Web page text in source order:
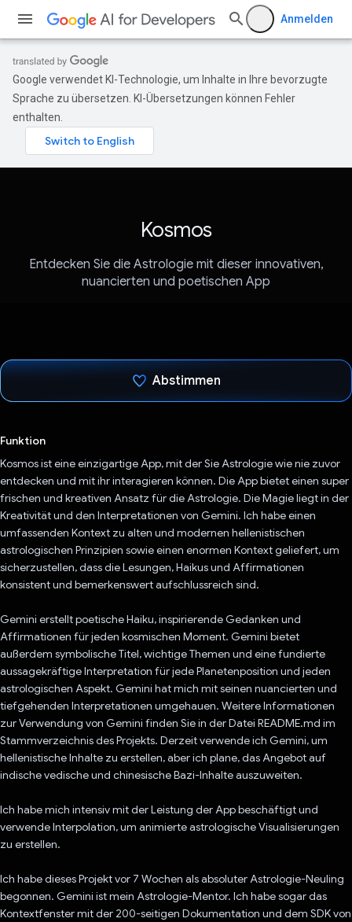
Anmelden
Google verwendet KI-Technologie, um Inhalte in Ihre bevorzugte
Sprache zu übersetzen. KI-Übersetzungen können Fehler
enthalten.
Kosmos
Entdecken Sie die Astrologie mit dieser innovativen,
nuancierten und poetischen App
Abstimmen
Funktion
Kosmos ist eine einzigartige App, mit der Sie Astrologie wie nie zuvor
entdecken und mit ihr interagieren können. Die App bietet einen super
frischen und kreativen Ansatz für die Astrologie. Die Magie liegt in der
Kreativität und den Interpretationen von Gemini. Ich habe einen
umfassenden Kontext zu alten und modernen hellenistischen
astrologischen Prinzipien sowie einen enormen Kontext geliefert, um
sicherzustellen, dass die Lesungen, Haikus und Affirmationen
konsistent und bemerkenswert aufschlussreich sind.
Gemini erstellt poetische Haiku, inspirierende Gedanken und
Affirmationen für jeden kosmischen Moment. Gemini bietet
außerdem symbolische Titel, wichtige Themen und eine fundierte
aussagekräftige Interpretation für jede Planetenposition und jeden
astrologischen Aspekt. Gemini hat mich mit seinen nuancierten und
tiefgehenden Interpretationen umgehauen. Weitere Informationen
zur Verwendung von Gemini finden Sie in der Datei README.md im
Stammverzeichnis des Projekts. Derzeit verwende ich Gemini, um
hellenistische Inhalte zu erstellen, aber ich plane, das Angebot auf
indische vedische und chinesische Bazi-Inhalte auszuweiten.
Ich habe mich intensiv mit der Leistung der App beschäftigt und
verwende Interpolation, um animierte astrologische Visualisierungen
zu erstellen.
Ich habe dieses Projekt vor 7 Wochen als absoluter Astrologie-Neuling
begonnen. Gemini ist mein Astrologie-Mentor. Ich habe sogar das
Kontextfenster mit der 200-seitigen Dokumentation und dem SDK von